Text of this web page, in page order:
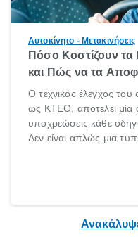
Αυτοκίνητο - Μετακινήσεις
Πόσο Κοστίζουν
και Πώς να τα
Ο τεχνικός έλεγχος
ως ΚΤΕΟ, αποτελεί μία
υποχρεώσεις κάθε
Δεν είναι απλώς μια
οδηγών και του